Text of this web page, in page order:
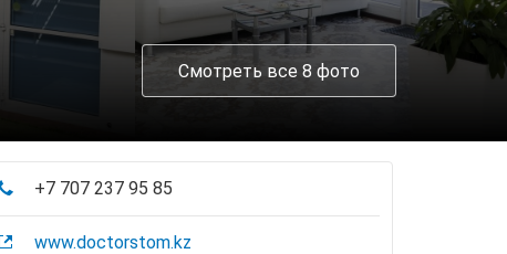
Смотреть все 8 фото
+7 707 237 95 85
www.doctorstom.kz